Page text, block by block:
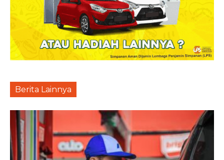
Berita Lainnya